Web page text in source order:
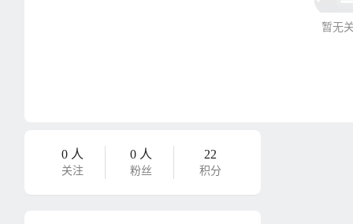
暂无
0 人
关注
0 人
粉丝
22
积分